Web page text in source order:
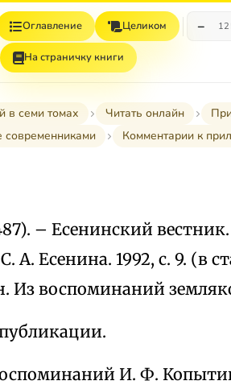
Оглавление Целиком −
На страничку книги
в семи томах Читать онлайн
современниками
Комментарии к
– Есенинский
А. Есенина. 1992, с. 9. (в
Из воспоминаний
И. Ф.